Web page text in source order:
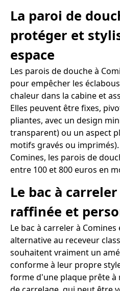
La paroi de
protéger et
espace
Les parois de douche à
pour empêcher les
chaleur dans la cabine et
Elles peuvent être fixes,
pliantes, avec un design
transparent) ou un aspect
motifs gravés ou
Comines, les parois de
entre 100 et 800 euros en
Le bac à
raffinée et
Le bac à carreler à
alternative au receveur
souhaitent vraiment un
conforme à leur propre
forme d'une plaque prête